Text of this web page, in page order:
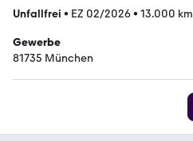
Unfallfrei • EZ 02/2026• 13.000 km
Gewerbe
81735 München